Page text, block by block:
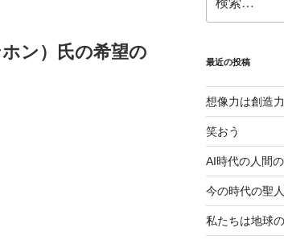
ン）氏の希望の
索:
最近の投稿
想像力は創造力
笑おう
AI時代の人間
今の時代の聖人
私たちは地球